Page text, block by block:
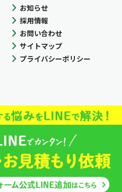
お知らせ
採用情報
お問い合わせ
サイトマップ
プライバシーポリシー